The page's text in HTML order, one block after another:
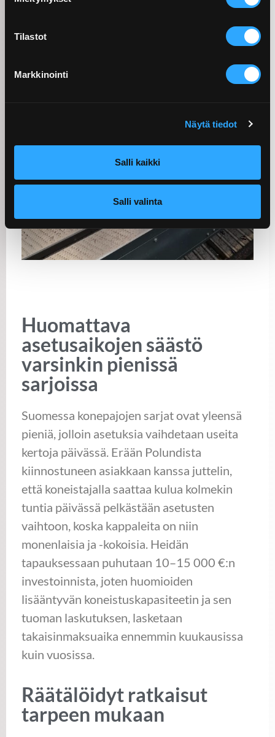
Tilastot
Markkinointi
Näytä tiedot
Salli kaikki
Salli valinta
Huomattava
asetusaikojen säästö
varsinkin pienissä
sarjoissa
Suomessa konepajojen sarjat ovat yleensä
pieniä, jolloin asetuksia vaihdetaan useita
kertoja päivässä. Erään Polundista
kiinnostuneen asiakkaan kanssa juttelin,
että koneistajalla saattaa kulua kolmekin
tuntia päivässä pelkästään asetusten
vaihtoon, koska kappaleita on niin
monenlaisia ja -kokoisia. Heidän
tapauksessaan puhutaan 10–15 000 €:n
investoinnista, joten huomioiden
lisääntyvän koneistuskapasiteetin ja sen
tuoman laskutuksen, lasketaan
takaisinmaksuaika ennemmin kuukausissa
kuin vuosissa.
Räätälöidyt ratkaisut
tarpeen mukaan